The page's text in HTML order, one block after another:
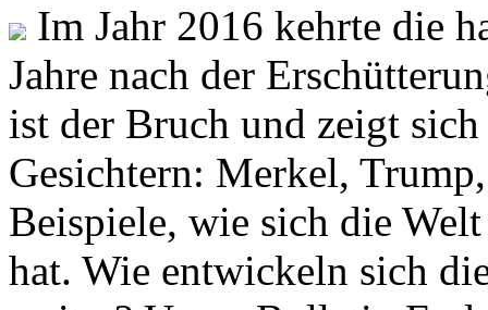
Im Jahr 2016 kehrte die
Jahre nach der
ist der Bruch und zeigt
Gesichtern: Merkel,
Beispiele, wie sich die
hat. Wie entwickeln sich